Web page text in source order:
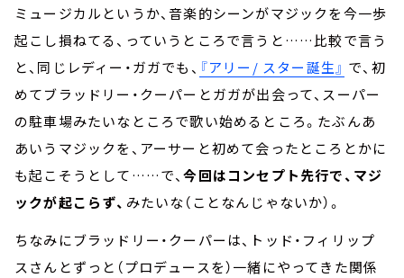
ミュージカルというか、音楽的シーンがマジックを今一歩
起こし損ねてる、っていうところで言うと……比較で言う
と、同じレディー・ガガでも、 『アリー/ スター誕生』 で、初
めてブラッドリー・クーパーとガガが出会って、スーパー
の駐車場みたいなところで歌い始めるところ。たぶんあ
あいうマジックを、アーサーと初めて会ったところとかに
も起こそうとして……で、今回はコンセプト先行で、マジ
ックが起こらず、 みたいな（ことなんじゃないか）。
ちなみにブラッドリー・クーパーは、トッド・フィリップ
スさんとずっと（プロデュースを）一緒にやってきた関係